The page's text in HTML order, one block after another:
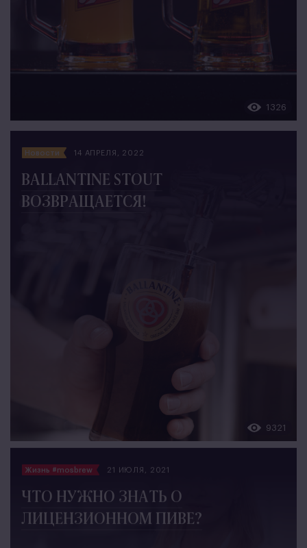
1326
Новости 14 АПРЕЛЯ, 2022
BALLANTINE STOUT
ВОЗВРАЩАЕТСЯ!
9321
Жизнь #mosbrew 21 ИЮЛЯ, 2021
ЧТО НУЖНО ЗНАТЬ О
ЛИЦЕНЗИОННОМ ПИВЕ?